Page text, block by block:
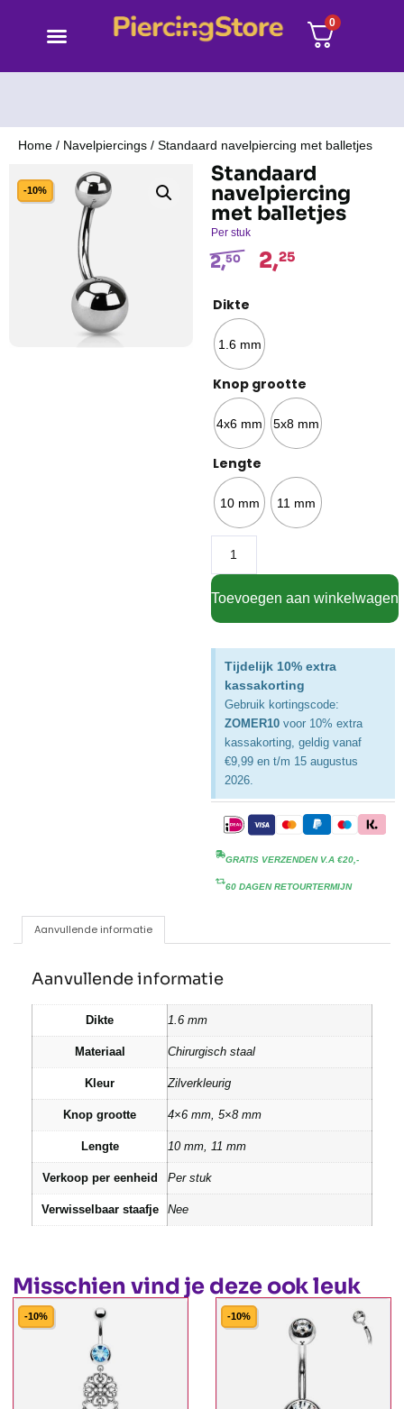
0
Home / Navelpiercings / Standaard navelpiercing met balletjes
-10%
Standaard
navelpiercing
met balletjes
Per stuk
2,50 2,25
Dikte
1.6 mm
Knop grootte
4x6 mm 5x8 mm
Lengte
10 mm 11 mm
Toevoegen aan winkelwagen
Tijdelijk 10% extra
kassakorting
Gebruik kortingscode:
ZOMER10 voor 10% extra
kassakorting, geldig vanaf
€9,99 en t/m 15 augustus
2026.
GRATIS VERZENDEN V.A €20,-
60 DAGEN RETOURTERMIJN
Aanvullende informatie
Aanvullende informatie
Dikte 1.6 mm
Materiaal Chirurgisch staal
Kleur Zilverkleurig
Knop grootte 4×6 mm, 5×8 mm
Lengte 10 mm, 11 mm
Verkoop per eenheid Per stuk
Verwisselbaar staafje Nee
Misschien vind je deze ook leuk
-10% -10%